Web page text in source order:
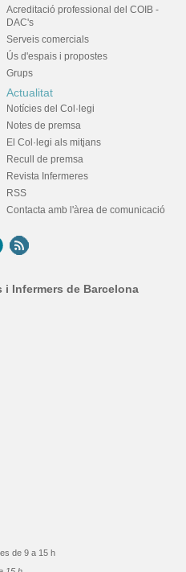
Acreditació professional del COIB -
DAC's
Serveis comercials
Ús d'espais i propostes
Grups
Actualitat
Notícies del Col·legi
Notes de premsa
El Col·legi als mitjans
Recull de premsa
Revista Infermeres
RSS
Contacta amb l'àrea de comunicació
i Infermers de Barcelona
de 9 a 15 h